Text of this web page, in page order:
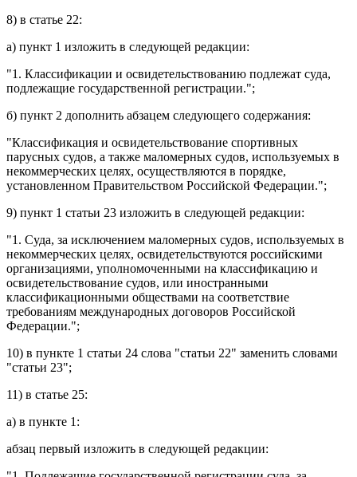
8) в статье 22:
а) пункт 1 изложить в следующей редакции:
"1. Классификации и освидетельствованию подлежат суда,
подлежащие государственной регистрации.";
б) пункт 2 дополнить абзацем следующего содержания:
"Классификация и освидетельствование спортивных
парусных судов, а также маломерных судов, используемых в
некоммерческих целях, осуществляются в порядке,
установленном Правительством Российской Федерации.";
9) пункт 1 статьи 23 изложить в следующей редакции:
"1. Суда, за исключением маломерных судов, используемых в
некоммерческих целях, освидетельствуются российскими
организациями, уполномоченными на классификацию и
освидетельствование судов, или иностранными
классификационными обществами на соответствие
требованиям международных договоров Российской
Федерации.";
10) в пункте 1 статьи 24 слова "статьи 22" заменить словами
"статьи 23";
11) в статье 25:
а) в пункте 1 :
абзац первый изложить в следующей редакции: